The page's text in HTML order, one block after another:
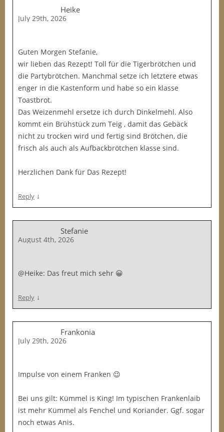
Heike
July 29th, 2026
Guten Morgen Stefanie,
wir lieben das Rezept! Toll für die Tigerbrötchen und
die Partybrötchen. Manchmal setze ich letztere etwas
enger in die Kastenform und habe so ein klasse
Toastbrot.
Das Weizenmehl ersetze ich durch Dinkelmehl. Also
kommt ein Brühstück zum Teig , damit das Gebäck
nicht zu trocken wird und fertig sind Brötchen, die
frisch als auch als Aufbackbrötchen klasse sind.
Herzlichen Dank für Das Rezept!
Reply ↓
Stefanie
August 4th, 2026
@Heike: Das freut mich sehr 😀
Reply ↓
Frankonia
July 29th, 2026
Impulse von einem Franken 😉
Bei uns gilt: Kümmel is King! Im typischen Frankenlaib
ist mehr Kümmel als Fenchel und Koriander. Ggf. sogar
noch etwas Anis.